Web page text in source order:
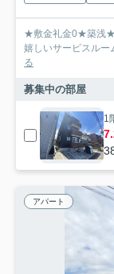
★敷金礼金0★築浅★
嬉しいサービスル
る
募集中の部屋
1
アパート